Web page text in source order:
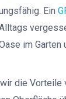
Ein
im Garten
die Vorteile